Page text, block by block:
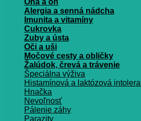
Ona a on
Alergia a senná nádcha
Imunita a vitamíny
Cukrovka
Zuby a ústa
Oči a uši
Močové cesty a obličky
Žalúdok, črevá a trávenie
Špeciálna výživa
Histamínová a laktózová
Hnačka
Nevoľnosť
Pálenie záhy
Parazity